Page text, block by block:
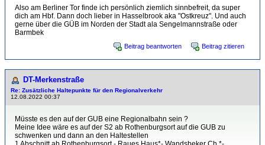
Also am Berliner Tor finde ich persönlich ziemlich sinnbefreit, da super
dich am Hbf. Dann doch lieber in Hasselbrook aka "Ostkreuz". Und auch
gerne über die GÜB im Norden der Stadt ala Sengelmannstraße oder
Barmbek
Beitrag beantworten Beitrag zitieren
DT-Merkenstraße
Re: Zusätzliche Haltepunkte für den Regionalverkehr
12.08.2022 00:37
Müsste es den auf der GUB eine Regionalbahn sein ?
Meine Idee wäre es auf der S2 ab Rothenburgsort auf die GUB zu
schwenken und dann an den Haltestellen